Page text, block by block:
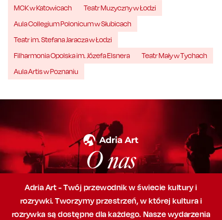
MCK w Katowicach
Teatr Muzyczny w Łodzi
Aula Collegium Polonicum w Słubicach
Teatr im. Stefana Jaracza w Łodzi
Filharmonia Opolska im. Józefa Elsnera
Teatr Mały w Tychach
Aula Artis w Poznaniu
O nas
Adria Art - Twój przewodnik w świecie kultury i
rozrywki. Tworzymy przestrzeń,w której kultura i
rozrywka są dostępne dla każdego. Nasze wydarzenia